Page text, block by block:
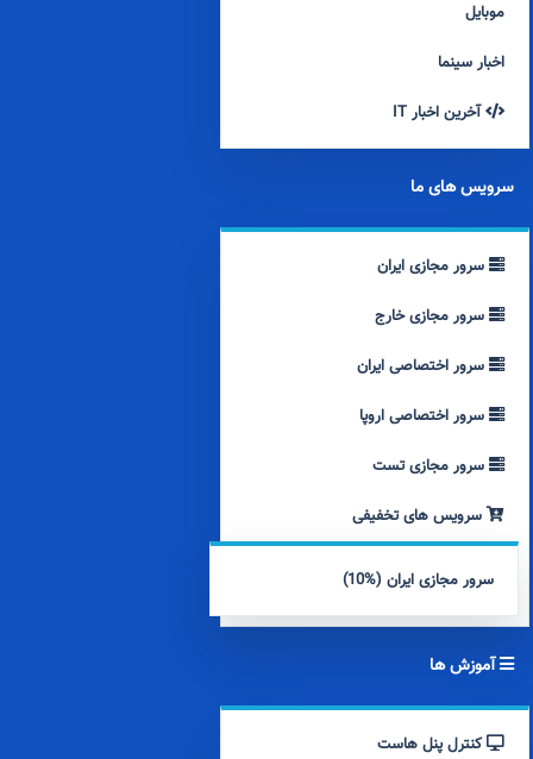
موبایل
اخبار سینما
آخرین اخبار IT
سرویس های ما
سرور مجازی ایران
سرور مجازی خارج
سرور اختصاصی ایران
سرور اختصاصی اروپا
سرور مجازی تست
سرویس های تخفیفی
سرور مجازی ایران (%10)
آموزش ها
کنترل پنل هاست